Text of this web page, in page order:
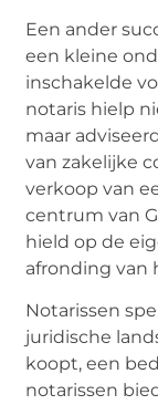
Een ander
een kleine
inschakelde
notaris hielp
maar
van zakelijke
verkoop van
centrum van
hield op de
afronding van
Notarissen
juridische
koopt, een
notarissen